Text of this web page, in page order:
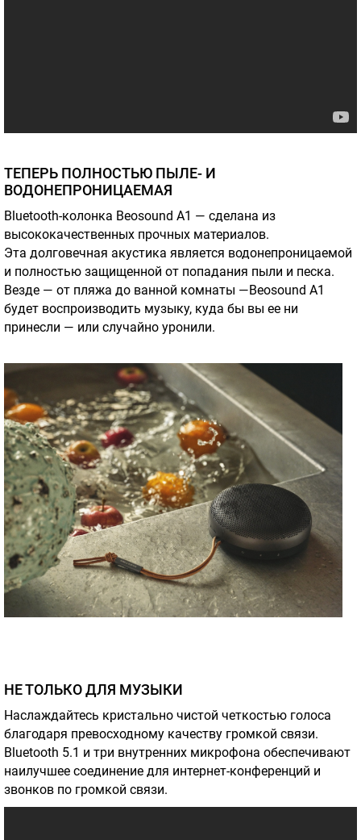
ТЕПЕРЬ ПОЛНОСТЬЮ ПЫЛЕ- И
ВОДОНЕПРОНИЦАЕМАЯ
Bluetooth-колонка Beosound A1 — сделана из
высококачественных прочных материалов.
Эта долговечная акустика является водонепроницаемой
и полностью защищенной от попадания пыли и песка.
Везде — от пляжа до ванной комнаты —Beosound A1
будет воспроизводить музыку, куда бы вы ее ни
принесли — или случайно уронили.
НЕ ТОЛЬКО ДЛЯ МУЗЫКИ
Наслаждайтесь кристально чистой четкостью голоса
благодаря превосходному качеству громкой связи.
Bluetooth 5.1 и три внутренних микрофона обеспечивают
наилучшее соединение для интернет-конференций и
звонков по громкой связи.